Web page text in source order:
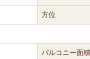
方位
バルコニー面積